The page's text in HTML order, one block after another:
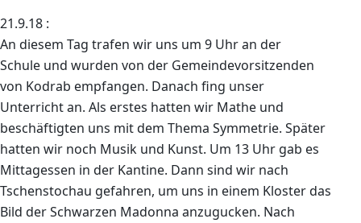
21.9.18 :
An diesem Tag trafen wir uns um 9 Uhr an der
Schule und wurden von der Gemeindevorsitzenden
von Kodrab empfangen. Danach fing unser
Unterricht an. Als erstes hatten wir Mathe und
beschäftigten uns mit dem Thema Symmetrie. Später
hatten wir noch Musik und Kunst. Um 13 Uhr gab es
Mittagessen in der Kantine. Dann sind wir nach
Tschenstochau gefahren, um uns in einem Kloster das
Bild der Schwarzen Madonna anzugucken. Nach